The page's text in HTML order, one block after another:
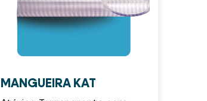
MANGUEIRA KAT